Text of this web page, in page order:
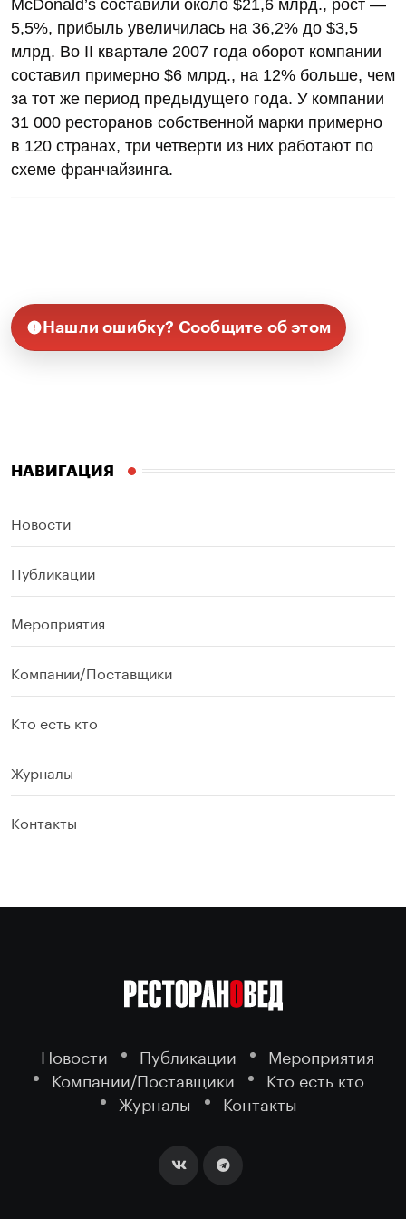
McDonald’s составили около $21,6 млрд., рост —
5,5%, прибыль увеличилась на 36,2% до $3,5
млрд. Во II квартале 2007 года оборот компании
составил примерно $6 млрд., на 12% больше, чем
за тот же период предыдущего года. У компании
31 000 ресторанов собственной марки примерно
в 120 странах, три четверти из них работают по
схеме франчайзинга.
Нашли ошибку? Сообщите об этом
НАВИГАЦИЯ
Новости
Публикации
Мероприятия
Компании/Поставщики
Кто есть кто
Журналы
Контакты
Новости Публикации
Мероприятия
Компании/Поставщики
Кто есть кто
Журналы
Контакты